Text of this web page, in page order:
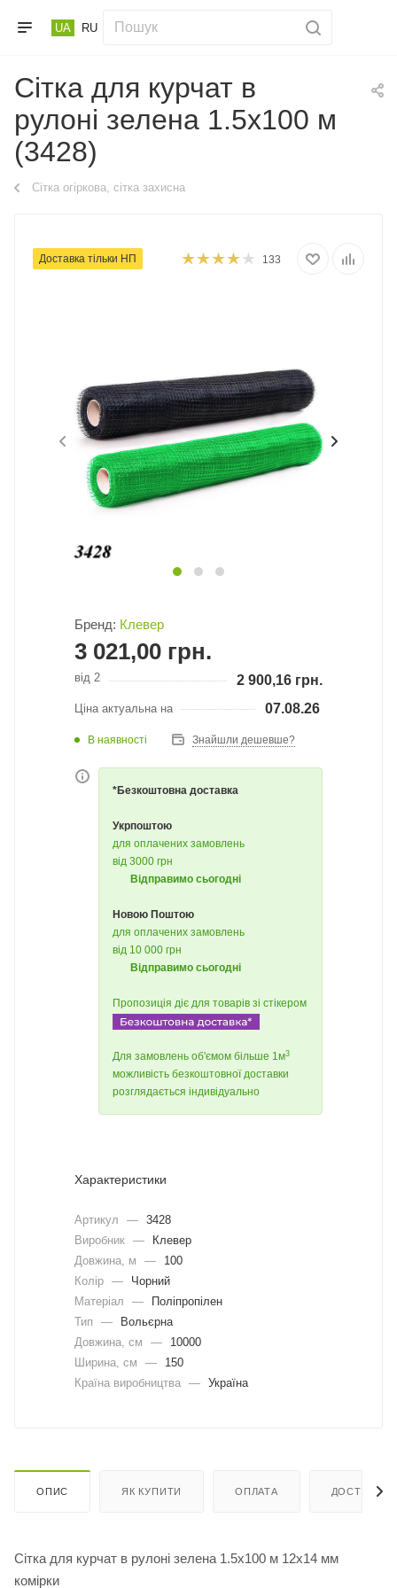
UA RU
Сітка для курчат в
рулоні зелена 1.5х100 м
(3428)
Сітка огіркова, сітка захисна
Доставка тільки НП 133
Бренд: Клевер
3 021,00 грн.
від 2 2 900,16 грн.
Ціна актуальна на 07.08.26
В наявності Знайшли дешевше?
*Безкоштовна доставка
Укрпоштою
для оплачених замовлень
від 3000 грн
Відправимо сьогодні
Новою Поштою
для оплачених замовлень
від 10 000 грн
Відправимо сьогодні
Пропозиція діє для товарів зі стікером
Для замовлень об'ємом більше 1м3
можливість безкоштовної доставки
розглядається індивідуально
Характеристики
Артикул — 3428
Виробник —
Клевер
Довжина, м
—
100
Колір —
Чорний
Матеріал
—
Поліпропілен
Тип
—
Вольєрна
Довжина, cм
—
10000
Ширина, cм
—
150
Країна виробництва — Україна
ОПИС ЯК КУПИТИ ОПЛАТА ДОСТАВКА
Сітка для курчат в рулоні зелена 1.5х100 м 12х14 мм
комірки